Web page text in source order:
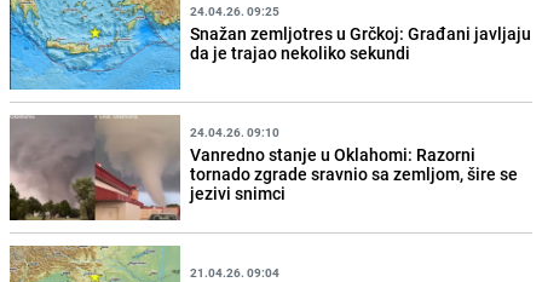
24.04.26. 09:25
Snažan zemljotres u Grčkoj: Građani javljaju
da je trajao nekoliko sekundi
24.04.26. 09:10
Vanredno stanje u Oklahomi: Razorni
tornado zgrade sravnio sa zemljom, šire se
jezivi snimci
21.04.26. 09:04